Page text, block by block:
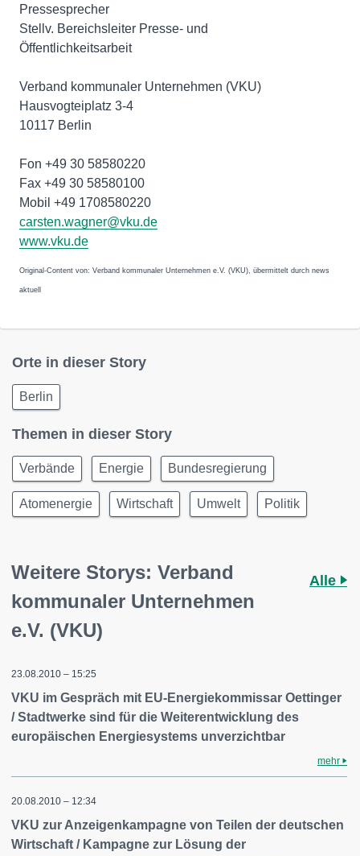
Pressesprecher
Stellv. Bereichsleiter Presse- und
Öffentlichkeitsarbeit
Verband kommunaler Unternehmen (VKU)
Hausvogteiplatz 3-4
10117 Berlin
Fon +49 30 58580220
Fax +49 30 58580100
Mobil +49 1708580220
carsten.wagner@vku.de
www.vku.de
Original-Content von: Verband kommunaler Unternehmen e.V. (VKU), übermittelt durch news
aktuell
Orte in dieser Story
Berlin
Themen in dieser Story
Verbände Energie Bundesregierung
Atomenergie Wirtschaft Umwelt Politik
Weitere Storys: Verband
kommunaler Unternehmen
e.V. (VKU)
Alle
23.08.2010 – 15:25
VKU im Gespräch mit EU-Energiekommissar Oettinger
/ Stadtwerke sind für die Weiterentwicklung des
europäischen Energiesystems unverzichtbar
mehr
20.08.2010 – 12:34
VKU zur Anzeigenkampagne von Teilen der deutschen
Wirtschaft / Kampagne zur Lösung der